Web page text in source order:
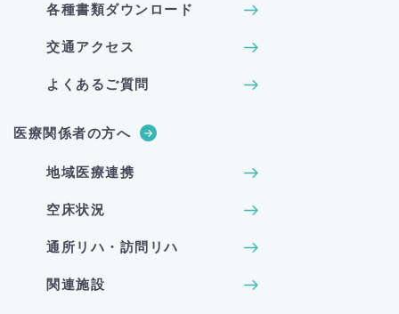
各種書類ダウンロード
交通アクセス
よくあるご質問
医療関係者の方へ
地域医療連携
空床状況
通所リハ・訪問リハ
関連施設